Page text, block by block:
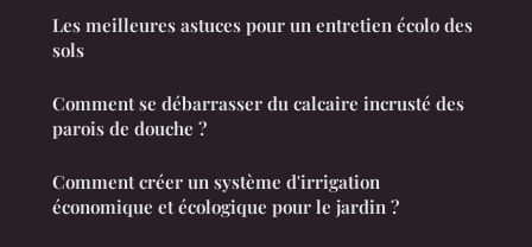
Les meilleures astuces pour un entretien écolo des
sols
Comment se débarrasser du calcaire incrusté des
parois de douche ?
Comment créer un système d'irrigation
économique et écologique pour le jardin ?